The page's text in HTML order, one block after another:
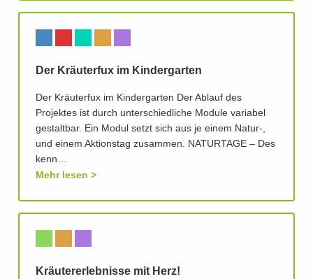
Der Kräuterfux im Kindergarten
Der Kräuterfux im Kindergarten Der Ablauf des
Projektes ist durch unterschiedliche Module variabel
gestaltbar. Ein Modul setzt sich aus je einem Natur-,
und einem Aktionstag zusammen. NATURTAGE – Des
kenn…
Mehr lesen
Kräutererlebnisse mit Herz!